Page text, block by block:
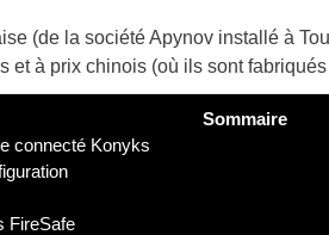
(de la société Apynov installé à
et à prix chinois (où ils sont
Sommaire
connecté Konyks
FireSafe